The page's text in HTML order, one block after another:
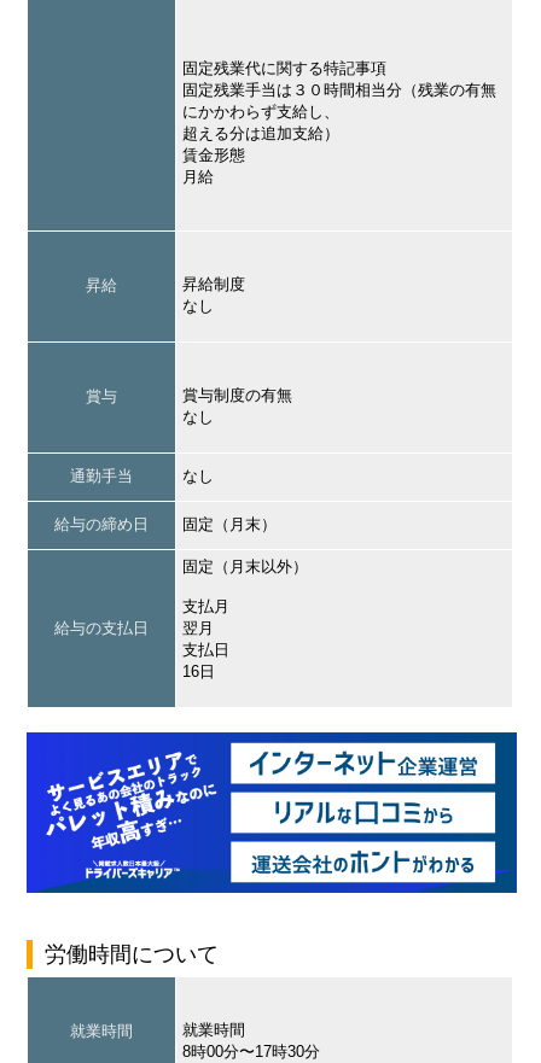
固定残業代に関する特記事項
固定残業手当は３０時間相当分（残業の有無
にかかわらず支給し、
超える分は追加支給）
賃金形態
月給
昇給
昇給制度
なし
賞与
賞与制度の有無
なし
通勤手当 なし
給与の締め日 固定（月末）
給与の支払日
固定（月末以外）
支払月
翌月
支払日
16日
労働時間について
就業時間
就業時間
8時00分〜17時30分